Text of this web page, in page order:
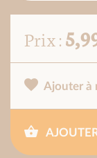
Prix :
Ajouter à